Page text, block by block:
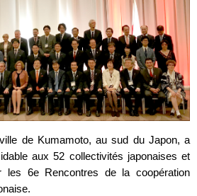
de Kumamoto, au sud du Japon, a
aux 52 collectivités japonaises et
les 6e Rencontres de la coopération